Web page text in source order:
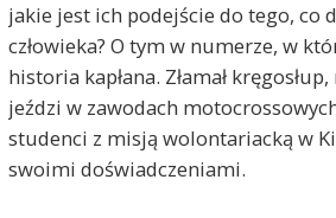
jakie jest ich podejście do tego, co
człowieka? O tym w numerze, w
historia kapłana. Złamał
jeździ w zawodach
studenci z misją wolontariacką w
swoimi doświadczeniami.